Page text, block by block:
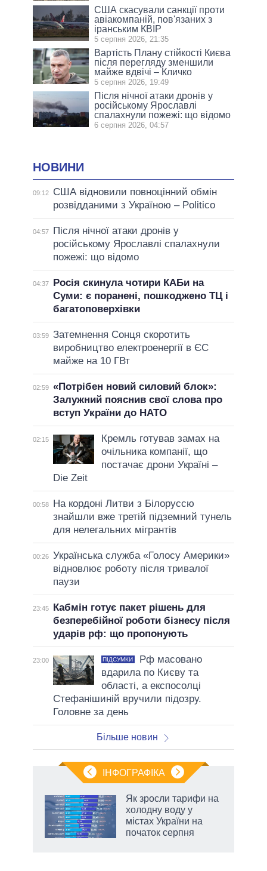
США скасували санкції проти
авіакомпаній, пов'язаних з
іранським КВІР
5 серпня 2026, 21:35
Вартість Плану стійкості Києва
після перегляду зменшили
майже вдвічі – Кличко
5 серпня 2026, 19:49
Після нічної атаки дронів у
російському Ярославлі
спалахнули пожежі: що відомо
6 серпня 2026, 04:57
НОВИНИ
09:12
США відновили повноцінний обмін
розвідданими з Україною – Politico
04:57
Після нічної атаки дронів у
російському Ярославлі спалахнули
пожежі: що відомо
04:37
Росія скинула чотири КАБи на
Суми: є поранені, пошкоджено ТЦ і
багатоповерхівки
03:59 Затемнення Сонця скоротить
виробництво електроенергії в ЄС
майже на 10 ГВт
02:59 «Потрібен новий силовий блок»:
Залужний пояснив свої слова про
вступ України до НАТО
02:15
Кремль готував замах на
очільника компанії, що
постачає дрони Україні –
Die Zeit
00:58
На кордоні Литви з Білоруссю
знайшли вже третій підземний тунель
для нелегальних мігрантів
00:26 Українська служба «Голосу Америки»
відновлює роботу після тривалої
паузи
23:45
Кабмін готує пакет рішень для
безперебійної роботи бізнесу після
ударів рф: що пропонують
23:00 ПІДСУМКИ
Рф масовано
вдарила по Києву та
області, а експосолці
Стефанішиній вручили підозру.
Головне за день
Більше новин
ІНФОГРАФІКА
Як зросли тарифи на
холодну воду у
містах України на
початок серпня